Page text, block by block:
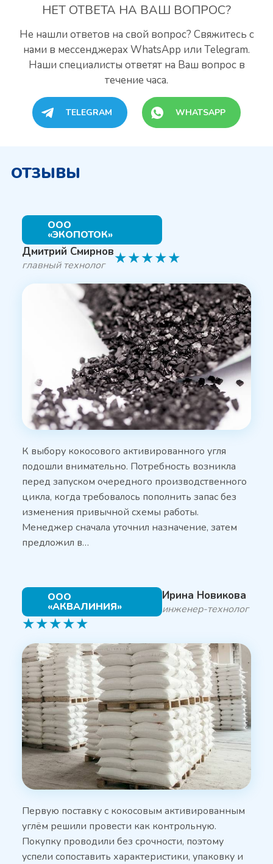
НЕТ ОТВЕТА НА ВАШ ВОПРОС?
Не нашли ответов на свой вопрос? Свяжитесь с
нами в мессенджерах WhatsApp или Telegram.
Наши специалисты ответят на Ваш вопрос в
течение часа.
TELEGRAM WHATSAPP
ОТЗЫВЫ
ООО
«ЭКОПОТОК»
Дмитрий Смирнов
главный технолог ★★★★★
К выбору кокосового активированного угля
подошли внимательно. Потребность возникла
перед запуском очередного производственного
цикла, когда требовалось пополнить запас без
изменения привычной схемы работы.
Менеджер сначала уточнил назначение, затем
предложил в…
ООО
«АКВАЛИНИЯ»
Ирина Новикова
инженер-технолог
★★★★★
Первую поставку с кокосовым активированным
углём решили провести как контрольную.
Покупку проводили без срочности, поэтому
успели сопоставить характеристики, упаковку и